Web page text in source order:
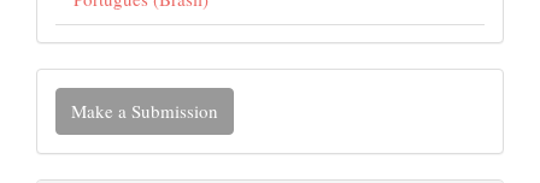
Make
Make a Submission